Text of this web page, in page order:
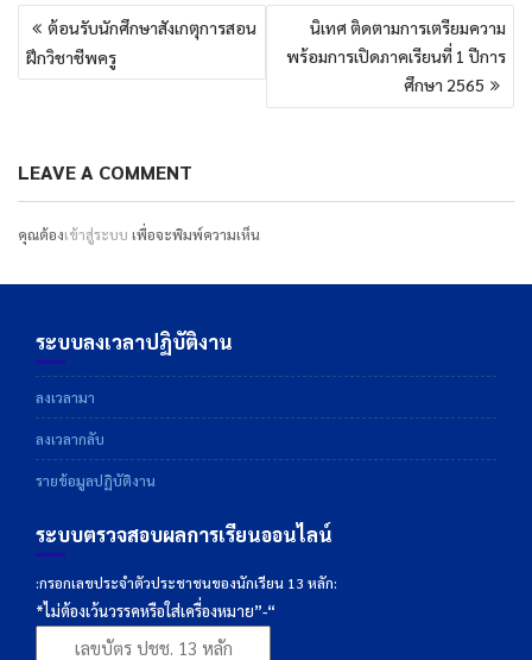
แนะแนว
เรื่องต้อนรับนักศึกษาสังเกตุการสอน
ฝึกวิชาชีพครู
นิเทศ ติดตามการเตรียมความ
พร้อมการเปิดภาคเรียนที่ 1 ปีการ
ศึกษา 2565
LEAVE A COMMENT
คุณต้องเข้าสู่ระบบ เพื่อจะพิมพ์ความเห็น
ระบบลงเวลาปฏิบัติงาน
ลงเวลามา
ลงเวลากลับ
รายข้อมูลปฏิบัติงาน
ระบบตรวจสอบผลการเรียนออนไลน์
:กรอกเลขประจำตัวประชาชนของนักเรียน 13 หลัก:
*ไม่ต้องเว้นวรรคหรือใส่เครื่องหมาย”-“